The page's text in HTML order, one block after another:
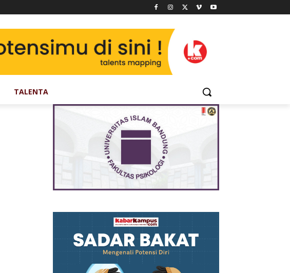
TALENTA